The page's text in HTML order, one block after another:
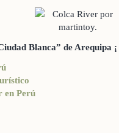
Blanca” de Arequipa ¡
en Perú